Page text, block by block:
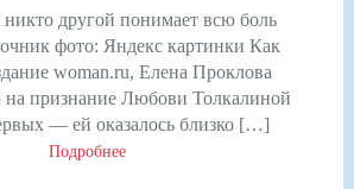
никто другой понимает всю боль
фото: Яндекс картинки Как
woman.ru, Елена Проклова
на признание Любови Толкалиной
— ей оказалось близко […]
Подробнее